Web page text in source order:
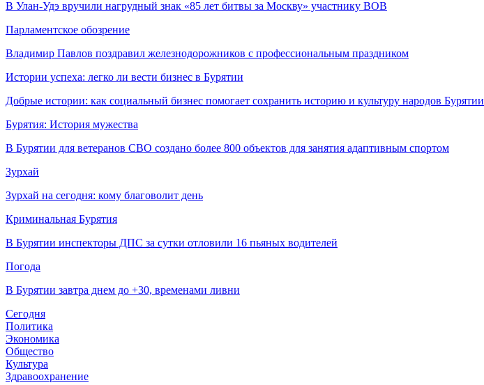
В Улан-Удэ вручили нагрудный знак «85 лет битвы за Москву» участнику ВОВ
Парламентское обозрение
Владимир Павлов поздравил железнодорожников с профессиональным праздником
Истории успеха: легко ли вести бизнес в Бурятии
Добрые истории: как социальный бизнес помогает сохранить историю и культуру народов Бурятии
Бурятия: История мужества
В Бурятии для ветеранов СВО создано более 800 объектов для занятия адаптивным спортом
Зурхай
Зурхай на сегодня: кому благоволит день
Криминальная Бурятия
В Бурятии инспекторы ДПС за сутки отловили 16 пьяных водителей
Погода
В Бурятии завтра днем до +30, временами ливни
Сегодня
Политика
Экономика
Общество
Культура
Здравоохранение